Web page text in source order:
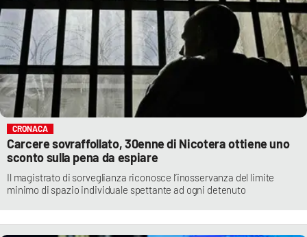
CRONACA
Carcere sovraffollato, 30enne di Nicotera ottiene uno
sconto sulla pena da espiare
Il magistrato di sorveglianza riconosce l’inosservanza del limite
minimo di spazio individuale spettante ad ogni detenuto